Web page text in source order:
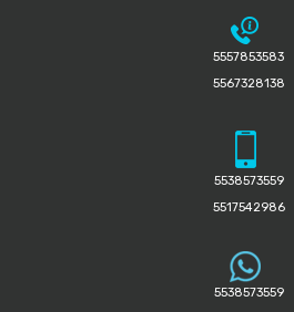
5557853583
5567328138
5538573559
5517542986
5538573559